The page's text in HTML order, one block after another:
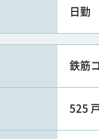
日勤
鉄筋
525